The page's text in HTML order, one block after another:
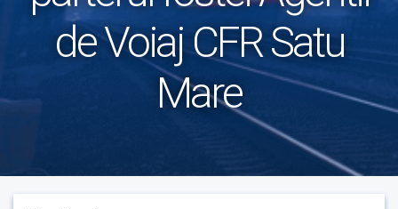
de Voiaj CFR Satu
Mare